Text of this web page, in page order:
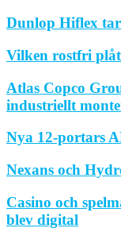
Dunlop Hiflex
Vilken rostfri
Atlas Copco
industriellt
Nya 12-portars
Nexans och
Casino och
blev digital